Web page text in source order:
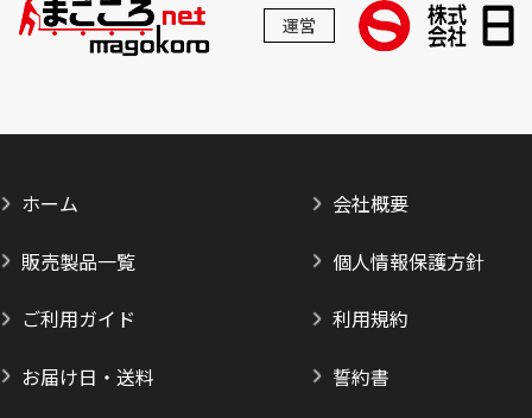
運営
ホーム
販売製品一覧
ご利用ガイド
お届け日・送料
会社概要
個人情報保護方針
利用規約
誓約書